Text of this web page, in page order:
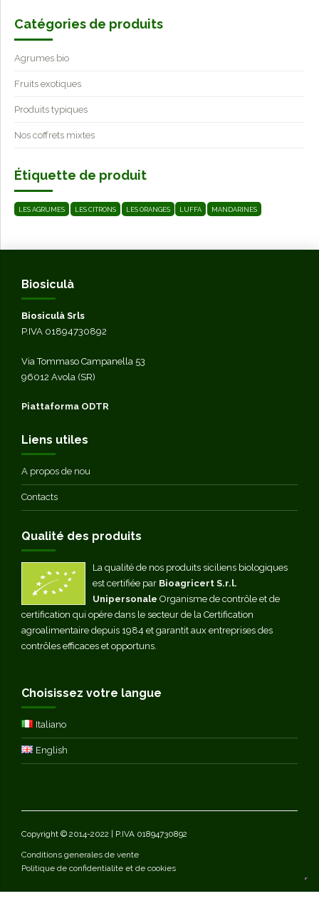
Catégories de produits
Agrumes bio
Fruits exotiques
Produits typiques
Nos coffrets mixtes
Étiquette de produit
LES AGRUMES LES CITRONS LES ORANGES LUFFA MANDARINES
Biosiculà
Biosiculà Srls
P.IVA 01894730892
Via Tommaso Campanella 53
96012 Avola (SR)
Piattaforma ODTR
Liens utiles
A propos de nou
Contacts
Qualité des produits
La qualité de nos produits siciliens biologiques
est certifiée par Bioagricert S.r.l.
Unipersonale Organisme de contrôle et de
certification qui opère dans le secteur de la Certification
agroalimentaire depuis 1984 et garantit aux entreprises des
contrôles efficaces et opportuns.
Choisissez votre langue
Italiano
English
Copyright © 2014-2022 | P.IVA 01894730892
Conditions generales de vente
Politique de confidentialite et de cookies